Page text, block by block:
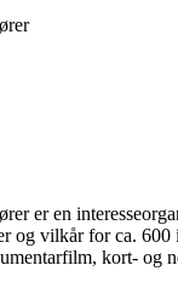
er en
og vilkår for ca.
kort- og